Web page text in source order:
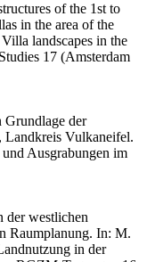
of the 1st to
in the area of the
landscapes in the
17 (Amsterdam
der
Landkreis Vulkaneifel.
Ausgrabungen im
der westlichen
Raumplanung. In: M.
in der